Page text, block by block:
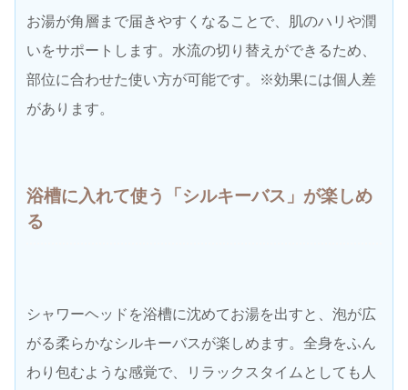
お湯が角層まで届きやすくなることで、肌のハリや潤
いをサポートします。水流の切り替えができるため、
部位に合わせた使い方が可能です。※効果には個人差
があります。
浴槽に入れて使う
「シルキーバス」が楽しめ
る
シャワーヘッドを浴槽に沈めてお湯を出すと、泡が広
がる柔らかなシルキーバスが楽しめます。全身をふん
わり包むような感覚で、リラックスタイムとしても人